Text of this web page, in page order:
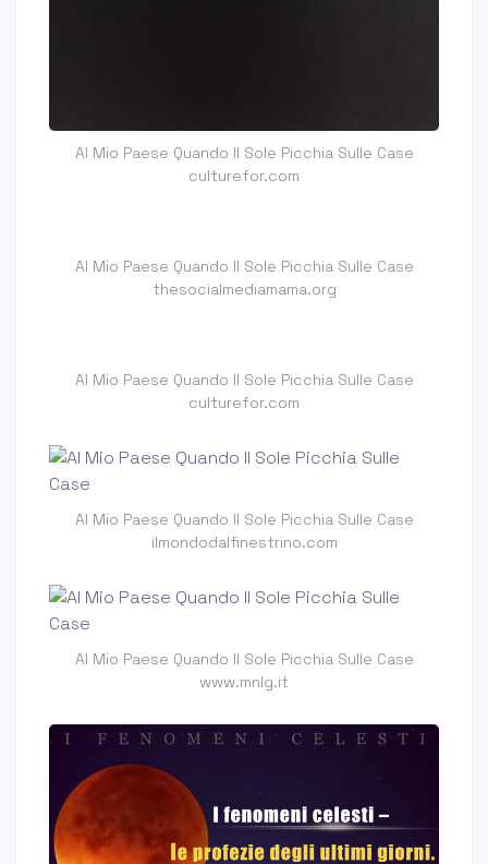
Al Mio Paese Quando Il Sole Picchia Sulle Case
culturefor.com
Al Mio Paese Quando Il Sole Picchia Sulle Case
thesocialmediamama.org
Al Mio Paese Quando Il Sole Picchia Sulle Case
culturefor.com
Al Mio Paese Quando Il Sole Picchia Sulle Case
ilmondodalfinestrino.com
Al Mio Paese Quando Il Sole Picchia Sulle Case
www.mnlg.it